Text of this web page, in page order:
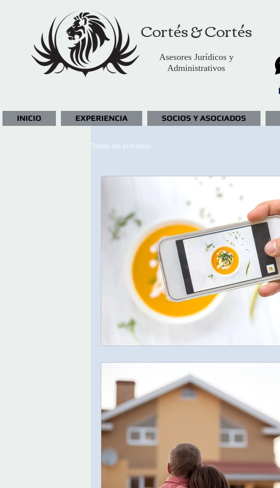
Cortés & Cortés
Asesores Jurídicos y
Administrativos
INICIO EXPERIENCIA SOCIOS Y ASOCIADOS
Todas las entradas